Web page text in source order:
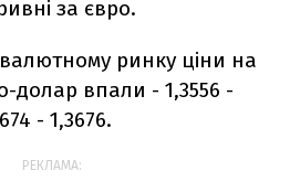
за євро.
ринку ціни на
долар впали - 1,3556 -
- 1,3676.
РЕКЛАМА: